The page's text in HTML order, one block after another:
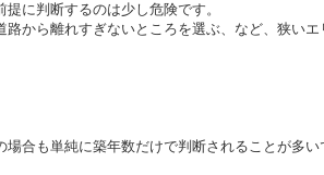
に判断するのは少し危険です。
から離れすぎないところを選ぶ、など、狭いエ
合も単純に築年数だけで判断されることが多い